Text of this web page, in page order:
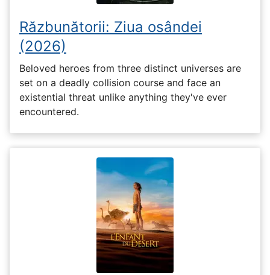
Răzbunătorii: Ziua osândei
(2026)
Beloved heroes from three distinct universes are
set on a deadly collision course and face an
existential threat unlike anything they've ever
encountered.